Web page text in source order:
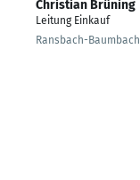
Christian Brüning
Leitung Einkauf
Ransbach-Baumbach